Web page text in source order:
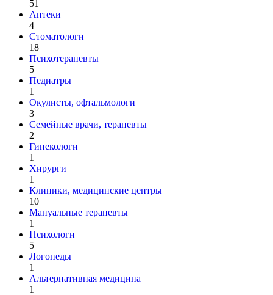
51
Аптеки
4
Стоматологи
18
Психотерапевты
5
Педиатры
1
Окулисты, офтальмологи
3
Семейные врачи, терапевты
2
Гинекологи
1
Хирурги
1
Клиники, медицинские центры
10
Мануальные терапевты
1
Психологи
5
Логопеды
1
Альтернативная медицина
1